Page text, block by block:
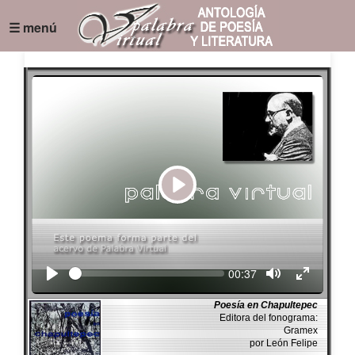
☰ menú
Play
Seek Current
00:37
Poesía en Chapultepec
Editora del fonograma:
Gramex
por León Felipe